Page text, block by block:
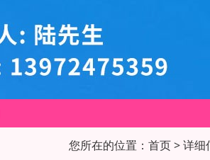
您所在的位置： 首页> 详细